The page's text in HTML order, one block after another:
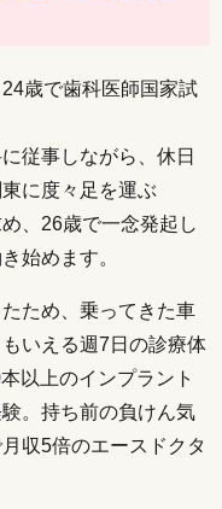
歳で歯科医師国家試
従事しながら、休日
に度々足を運ぶ
、26歳で一念発起し
始めます。
ため、乗ってきた車
いえる週7日の診療体
以上のインプラント
。持ち前の負けん気
収5倍のエースドクタ